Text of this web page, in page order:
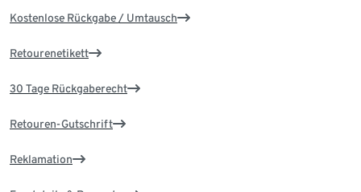
Kostenlose Rückgabe / Umtausch
Retourenetikett
30 Tage Rückgaberecht
Retouren-Gutschrift
Reklamation